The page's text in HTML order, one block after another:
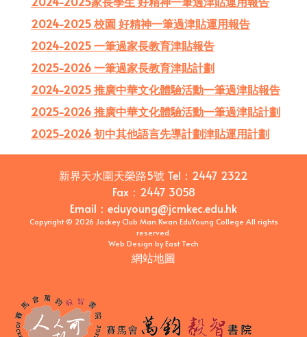
2024-2025 校園 好精神一筆過津貼運用報告
2024-2025 一筆過家長教育津貼報告
2025-2026 一筆過家長教育津貼計劃
2024-2025 推廣中華文化體驗活動一筆過津貼報告
2025-2026 推廣中華文化體驗活動一筆過津貼計劃
2025-2026 初中其他語言先導計劃津貼運用計劃
新界天水圍天榮路5號 Tel： 2447 2322
Fax： 2447 3058
Email ： eduyoung@jcmkec.edu.hk
Copyright © 2026 Jockey Club Man Kwan EduYoung College All rights
reserved.
Web Design byEast Tech
網站地圖